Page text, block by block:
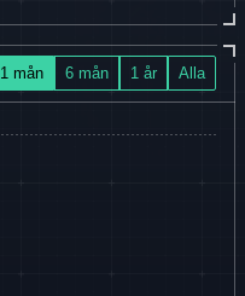
1 mån 6 mån 1 år Alla